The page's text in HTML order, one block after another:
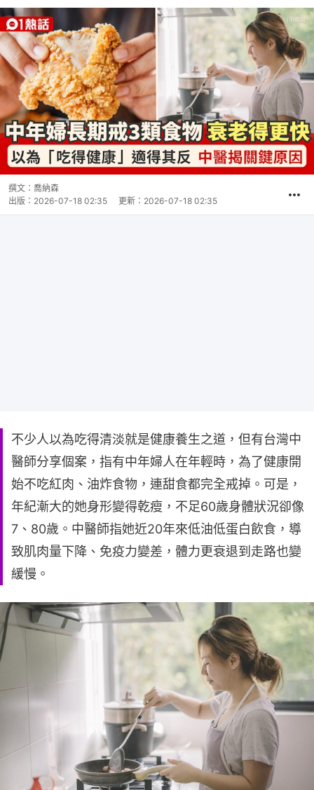
撰文： 喬納森
出版： 2026-07-18 02:35 更新： 2026-07-18 02:35
不少人以為吃得清淡就是健康養生之道，但有台灣中
醫師分享個案，指有中年婦人在年輕時，為了健康開
始不吃紅肉、油炸食物，連甜食都完全戒掉。可是，
年紀漸大的她身形變得乾瘦，不足60歲身體狀況卻像
7、80歲。中醫師指她近20年來低油低蛋白飲食，導
致肌肉量下降、免疫力變差，體力更衰退到走路也變
緩慢。